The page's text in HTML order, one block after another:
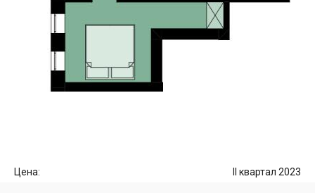
Цена: II квартал 2023